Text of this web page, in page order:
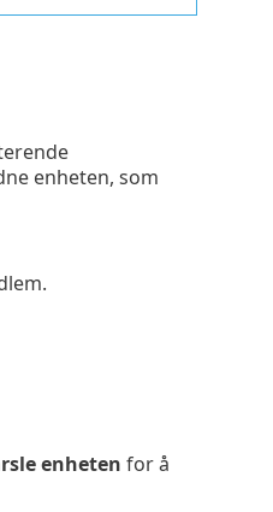
enheten, som
enheten for å